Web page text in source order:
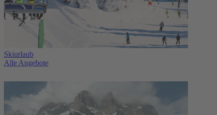
Skiurlaub
Alle Angebote